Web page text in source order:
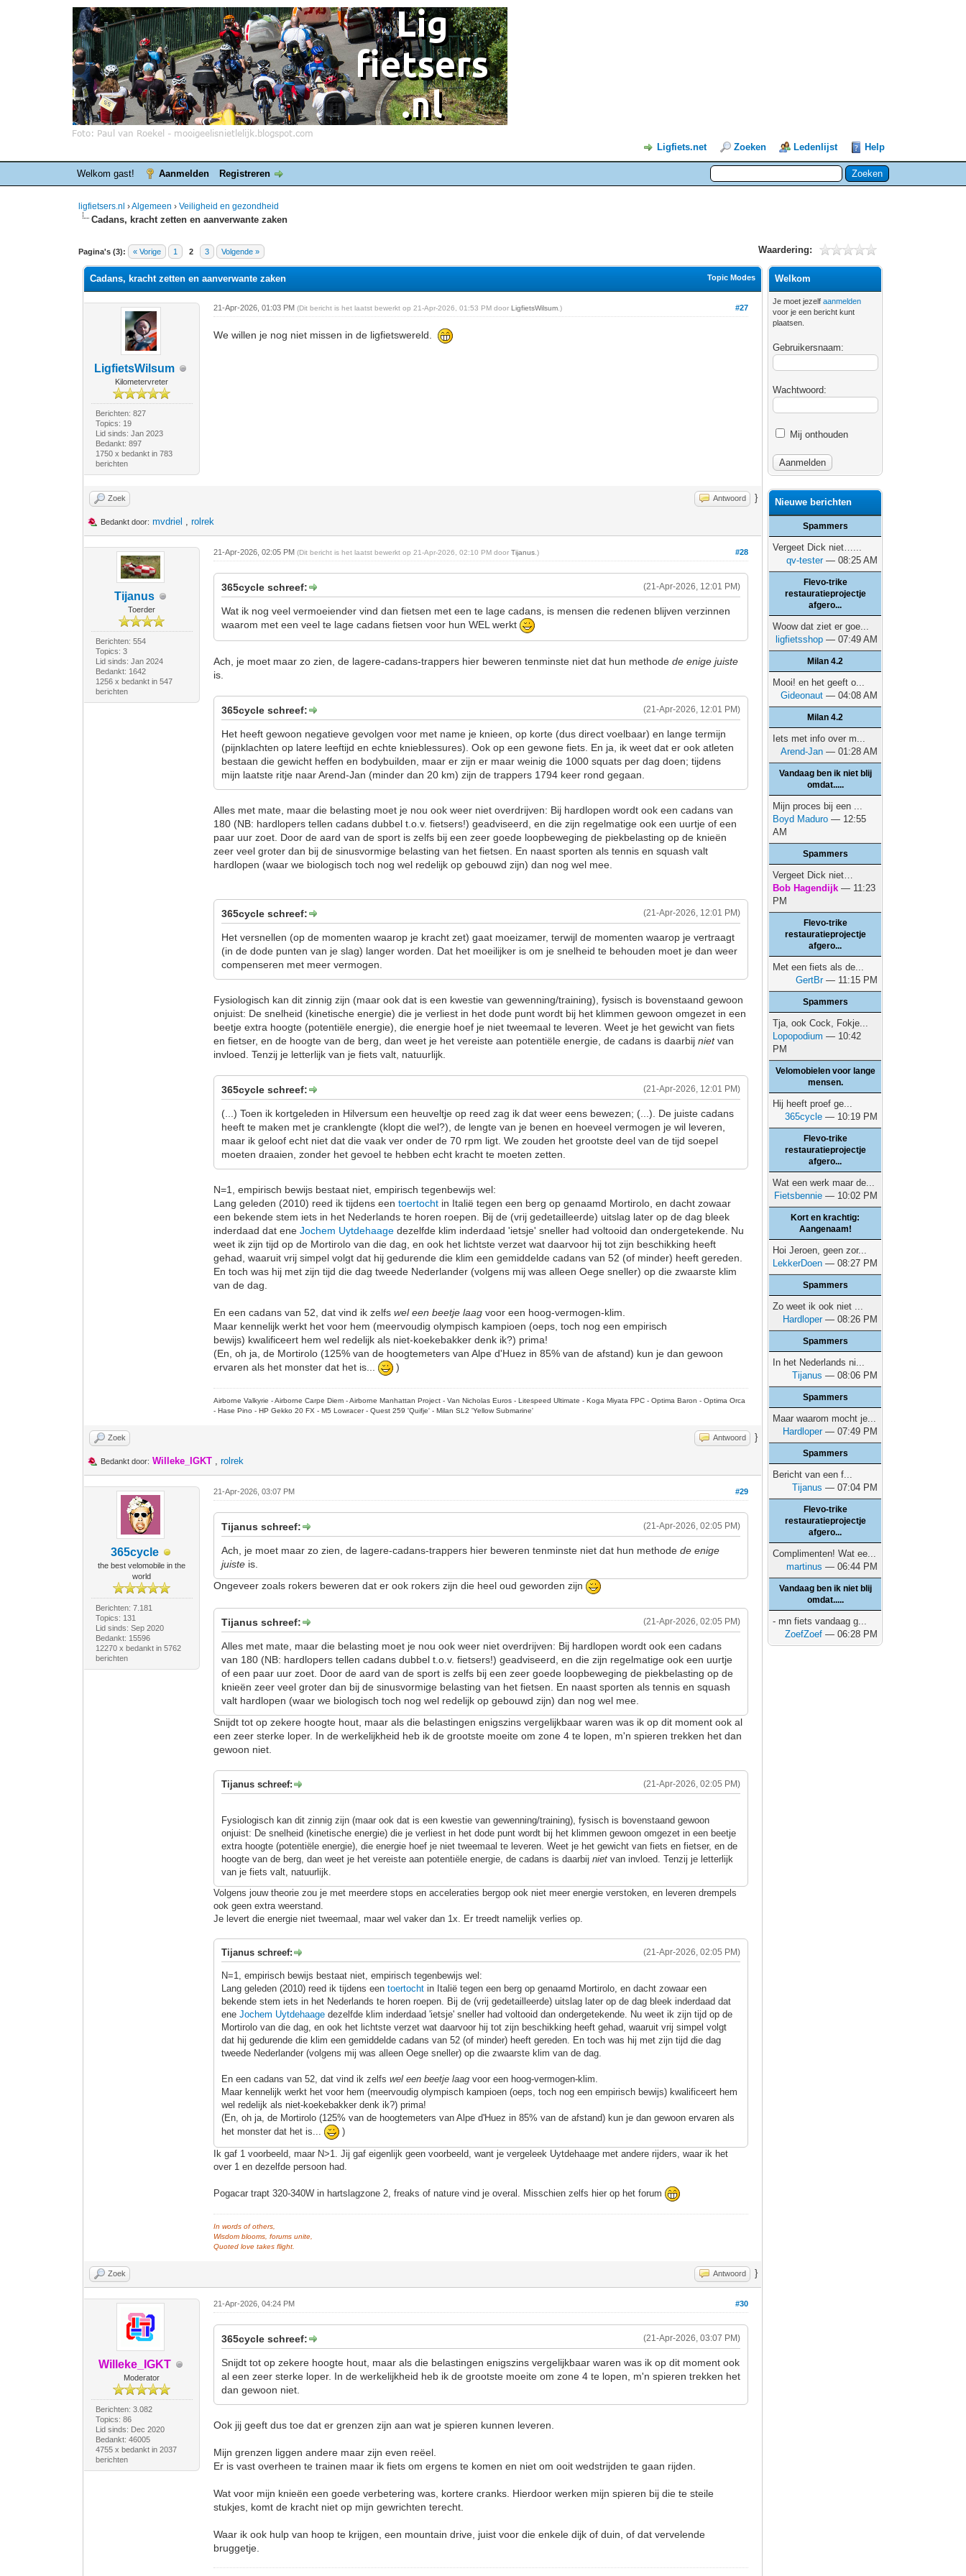
Ligfiets.net Zoeken Ledenlijst Help
Welkom gast! Aanmelden Registreren
ligfietsers.nl ›Algemeen ›Veiligheid en gezondheid
Cadans, kracht zetten en aanverwante zaken
Pagina's (3): « Vorige 1 2 3 Volgende » Waardering:
0 stemmen - gemiddelde waardering is 0
1
2
3
4
5
Topic Modes
Cadans, kracht zetten en aanverwante zaken
LigfietsWilsum
Kilometervreter
Berichten: 827
Topics: 19
Lid sinds: Jan 2023
Bedankt: 897
1750 x bedankt in 783
berichten
#27
21-Apr-2026, 01:03 PM(Dit bericht is het laatst bewerkt op 21-Apr-2026, 01:53 PM doorLigfietsWilsum .)
We willen je nog niet missen in de ligfietswereld.
Zoek Antwoord }
Bedankt door: mvdriel ,rolrek
Tijanus
Toerder
Berichten: 554
Topics: 3
Lid sinds: Jan 2024
Bedankt: 1642
1256 x bedankt in 547
berichten
#28
21-Apr-2026, 02:05 PM(Dit bericht is het laatst bewerkt op 21-Apr-2026, 02:10 PM doorTijanus .)
(21-Apr-2026, 12:01 PM)
365cycle schreef:
Wat ik nog veel vermoeiender vind dan fietsen met een te lage cadans, is mensen die redenen blijven verzinnen
waarom met een veel te lage cadans fietsen voor hun WEL werkt
Ach, je moet maar zo zien, de lagere-cadans-trappers hier beweren tenminste niet dat hun methodede enige juiste
is.
(21-Apr-2026, 12:01 PM)
365cycle schreef:
Het heeft gewoon negatieve gevolgen voor met name je knieen, op korte (dus direct voelbaar) en lange termijn
(pijnklachten op latere leeftijd en echte knieblessures). Ook op een gewone fiets. En ja, ik weet dat er ook atleten
bestaan die gewicht heffen en bodybuilden, maar er zijn er maar weinig die 1000 squats per dag doen; tijdens
mijn laatste ritje naar Arend-Jan (minder dan 20 km) zijn de trappers 1794 keer rond gegaan.
Alles met mate, maar die belasting moet je nou ook weer niet overdrijven: Bij hardlopen wordt ook een cadans van
180 (NB: hardlopers tellen cadans dubbel t.o.v. fietsers!) geadviseerd, en die zijn regelmatige ook een uurtje of een
paar uur zoet. Door de aard van de sport is zelfs bij een zeer goede loopbeweging de piekbelasting op de knieën
zeer veel groter dan bij de sinusvormige belasting van het fietsen. En naast sporten als tennis en squash valt
hardlopen (waar we biologisch toch nog wel redelijk op gebouwd zijn) dan nog wel mee.
(21-Apr-2026, 12:01 PM)
365cycle schreef:
Het versnellen (op de momenten waarop je kracht zet) gaat moeizamer, terwijl de momenten waarop je vertraagt
(in de dode punten van je slag) langer worden. Dat het moeilijker is om je snelheid te behouden moet je dan weer
compenseren met meer vermogen.
Fysiologisch kan dit zinnig zijn (maar ook dat is een kwestie van gewenning/training), fysisch is bovenstaand gewoon
onjuist: De snelheid (kinetische energie) die je verliest in het dode punt wordt bij het klimmen gewoon omgezet in een
beetje extra hoogte (potentiële energie), die energie hoef je niet tweemaal te leveren. Weet je het gewicht van fiets
en fietser, en de hoogte van de berg, dan weet je het vereiste aan potentiële energie, de cadans is daarbijnietvan
invloed. Tenzij je letterlijk van je fiets valt, natuurlijk.
(21-Apr-2026, 12:01 PM)
365cycle schreef:
(...) Toen ik kortgeleden in Hilversum een heuveltje op reed zag ik dat weer eens bewezen; (...). De juiste cadans
heeft te maken met je cranklengte (klopt die wel?), de lengte van je benen en hoeveel vermogen je wil leveren,
maar ik geloof echt niet dat die vaak ver onder de 70 rpm ligt. We zouden het grootste deel van de tijd soepel
moeten draaien, zonder het gevoel te hebben echt kracht te moeten zetten.
N=1, empirisch bewijs bestaat niet, empirisch tegenbewijs wel:
Lang geleden (2010) reed ik tijdens eentoertocht in Italië tegen een berg op genaamd Mortirolo, en dacht zowaar
een bekende stem iets in het Nederlands te horen roepen. Bij de (vrij gedetailleerde) uitslag later op de dag bleek
inderdaad dat eneJochem Uytdehaage dezelfde klim inderdaad 'ietsje' sneller had voltooid dan ondergetekende. Nu
weet ik zijn tijd op de Mortirolo van die dag, en ook het lichtste verzet wat daarvoor hij tot zijn beschikking heeft
gehad, waaruit vrij simpel volgt dat hij gedurende die klim een gemiddelde cadans van 52 (of minder) heeft gereden.
En toch was hij met zijn tijd die dag tweede Nederlander (volgens mij was alleen Oege sneller) op die zwaarste klim
van de dag.
En een cadans van 52, dat vind ik zelfswel een beetje laag voor een hoog-vermogen-klim.
Maar kennelijk werkt het voor hem (meervoudig olympisch kampioen (oeps, toch nog een empirisch
bewijs) kwalificeert hem wel redelijk als niet-koekebakker denk ik?) prima!
(En, oh ja, de Mortirolo (125% van de hoogtemeters van Alpe d'Huez in 85% van de afstand) kun je dan gewoon
ervaren als het monster dat het is...
)
Airborne Valkyrie - Airborne Carpe Diem - Airborne Manhattan Project - Van Nicholas Euros - Litespeed Ultimate - Koga Miyata FPC - Optima Baron - Optima Orca
- Hase Pino - HP Gekko 20 FX - M5 Lowracer - Quest 259 'Quifje' - Milan SL2 'Yellow Submarine'
Zoek Antwoord }
Bedankt door: Willeke_IGKT ,rolrek
365cycle
the best velomobile in the
world
Berichten: 7.181
Topics: 131
Lid sinds: Sep 2020
Bedankt: 15596
12270 x bedankt in 5762
berichten
#29
21-Apr-2026, 03:07 PM
(21-Apr-2026, 02:05 PM)
Tijanus schreef:
Ach, je moet maar zo zien, de lagere-cadans-trappers hier beweren tenminste niet dat hun methodede enige
juiste is.
Ongeveer zoals rokers beweren dat er ook rokers zijn die heel oud geworden zijn
(21-Apr-2026, 02:05 PM)
Tijanus schreef:
Alles met mate, maar die belasting moet je nou ook weer niet overdrijven: Bij hardlopen wordt ook een cadans
van 180 (NB: hardlopers tellen cadans dubbel t.o.v. fietsers!) geadviseerd, en die zijn regelmatige ook een uurtje
of een paar uur zoet. Door de aard van de sport is zelfs bij een zeer goede loopbeweging de piekbelasting op de
knieën zeer veel groter dan bij de sinusvormige belasting van het fietsen. En naast sporten als tennis en squash
valt hardlopen (waar we biologisch toch nog wel redelijk op gebouwd zijn) dan nog wel mee.
Snijdt tot op zekere hoogte hout, maar als die belastingen enigszins vergelijkbaar waren was ik op dit moment ook al
een zeer sterke loper. In de werkelijkheid heb ik de grootste moeite om zone 4 te lopen, m'n spieren trekken het dan
gewoon niet.
(21-Apr-2026, 02:05 PM)
Tijanus schreef:
Fysiologisch kan dit zinnig zijn (maar ook dat is een kwestie van gewenning/training), fysisch is bovenstaand gewoon
onjuist: De snelheid (kinetische energie) die je verliest in het dode punt wordt bij het klimmen gewoon omgezet in een beetje
extra hoogte (potentiële energie), die energie hoef je niet tweemaal te leveren. Weet je het gewicht van fiets en fietser, en de
hoogte van de berg, dan weet je het vereiste aan potentiële energie, de cadans is daarbijniet van invloed. Tenzij je letterlijk
van je fiets valt, natuurlijk.
Volgens jouw theorie zou je met meerdere stops en acceleraties bergop ook niet meer energie verstoken, en leveren drempels
ook geen extra weerstand.
Je levert die energie niet tweemaal, maar wel vaker dan 1x. Er treedt namelijk verlies op.
(21-Apr-2026, 02:05 PM)
Tijanus schreef:
N=1, empirisch bewijs bestaat niet, empirisch tegenbewijs wel:
Lang geleden (2010) reed ik tijdens eentoertocht in Italië tegen een berg op genaamd Mortirolo, en dacht zowaar een
bekende stem iets in het Nederlands te horen roepen. Bij de (vrij gedetailleerde) uitslag later op de dag bleek inderdaad dat
eneJochem Uytdehaage dezelfde klim inderdaad 'ietsje' sneller had voltooid dan ondergetekende. Nu weet ik zijn tijd op de
Mortirolo van die dag, en ook het lichtste verzet wat daarvoor hij tot zijn beschikking heeft gehad, waaruit vrij simpel volgt
dat hij gedurende die klim een gemiddelde cadans van 52 (of minder) heeft gereden. En toch was hij met zijn tijd die dag
tweede Nederlander (volgens mij was alleen Oege sneller) op die zwaarste klim van de dag.
En een cadans van 52, dat vind ik zelfswel een beetje laag voor een hoog-vermogen-klim.
Maar kennelijk werkt het voor hem (meervoudig olympisch kampioen (oeps, toch nog een empirisch bewijs) kwalificeert hem
wel redelijk als niet-koekebakker denk ik?) prima!
(En, oh ja, de Mortirolo (125% van de hoogtemeters van Alpe d'Huez in 85% van de afstand) kun je dan gewoon ervaren als
het monster dat het is...
)
Ik gaf 1 voorbeeld, maar N>1. Jij gaf eigenlijk geen voorbeeld, want je vergeleek Uytdehaage met andere rijders, waar ik het
over 1 en dezelfde persoon had.
Pogacar trapt 320-340W in hartslagzone 2, freaks of nature vind je overal. Misschien zelfs hier op het forum
In words of others,
Wisdom blooms, forums unite,
Quoted love takes flight.
Zoek Antwoord }
Willeke_IGKT
Moderator
Berichten: 3.082
Topics: 86
Lid sinds: Dec 2020
Bedankt: 46005
4755 x bedankt in 2037
berichten
#30
21-Apr-2026, 04:24 PM
(21-Apr-2026, 03:07 PM)
365cycle schreef:
Snijdt tot op zekere hoogte hout, maar als die belastingen enigszins vergelijkbaar waren was ik op dit moment ook
al een zeer sterke loper. In de werkelijkheid heb ik de grootste moeite om zone 4 te lopen, m'n spieren trekken het
dan gewoon niet.
Ook jij geeft dus toe dat er grenzen zijn aan wat je spieren kunnen leveren.
Mijn grenzen liggen andere maar zijn even reëel.
Er is vast overheen te trainen maar ik fiets om ergens te komen en niet om ooit wedstrijden te gaan rijden.
Wat voor mijn knieën een goede verbetering was, kortere cranks. Hierdoor werken mijn spieren bij die te steile
stukjes, komt de kracht niet op mijn gewrichten terecht.
Waar ik ook hulp van hoop te krijgen, een mountain drive, juist voor die enkele dijk of duin, of dat vervelende
bruggetje.
Welkom
Je moet jezelfaanmelden
voor je een bericht kunt
plaatsen.
Gebruikersnaam:
Wachtwoord:
Mij onthouden
Nieuwe berichten
Spammers
Vergeet Dick niet…...
qv-tester— 08:25 AM
Flevo-trike
restauratieprojectje
afgero...
Woow dat ziet er goe...
ligfietsshop — 07:49 AM
Milan 4.2
Mooi! en het geeft o...
Gideonaut — 04:08 AM
Milan 4.2
Iets met info over m...
Arend-Jan — 01:28 AM
Vandaag ben ik niet blij
omdat.....
Mijn proces bij een ...
Boyd Maduro — 12:55
AM
Spammers
Vergeet Dick niet…
Bob Hagendijk — 11:23
PM
Flevo-trike
restauratieprojectje
afgero...
Met een fiets als de...
GertBr— 11:15 PM
Spammers
Tja, ook Cock, Fokje...
Lopopodium — 10:42
PM
Velomobielen voor lange
mensen.
Hij heeft proef ge...
365cycle — 10:19 PM
Flevo-trike
restauratieprojectje
afgero...
Wat een werk maar de...
Fietsbennie — 10:02 PM
Kort en krachtig:
Aangenaam!
Hoi Jeroen, geen zor...
LekkerDoen — 08:27 PM
Spammers
Zo weet ik ook niet ...
Hardloper— 08:26 PM
Spammers
In het Nederlands ni...
Tijanus — 08:06 PM
Spammers
Maar waarom mocht je...
Hardloper— 07:49 PM
Spammers
Bericht van een f...
Tijanus — 07:04 PM
Flevo-trike
restauratieprojectje
afgero...
Complimenten! Wat ee...
martinus — 06:44 PM
Vandaag ben ik niet blij
omdat.....
- mn fiets vandaag g...
ZoefZoef — 06:28 PM